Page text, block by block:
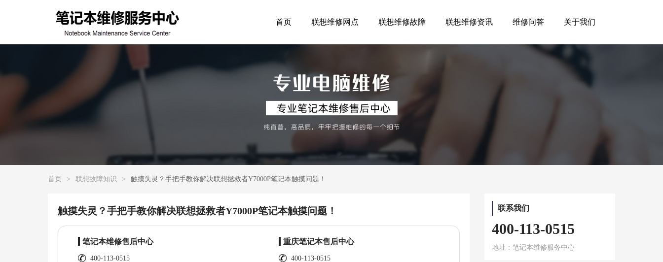
首页 联想维修网点 联想维修故障 联想维修资讯 维修问答 关于我们
首页 > 联想故障知识 > 触摸失灵？手把手教你解决联想拯救者Y7000P笔记本触摸问题！
触摸失灵？手把手教你解决联想拯救者Y7000P笔记本触摸问题！
笔记本维修售后中心
400-113-0515
重庆笔记本售后中心
400-113-0515
联系我们
400-113-0515
地址：笔记本维修服务中心